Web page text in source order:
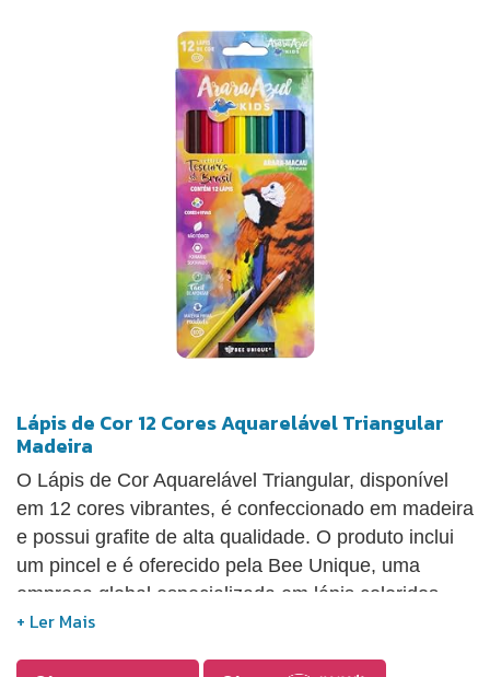
Lápis de Cor 12 Cores Aquarelável Triangular
Madeira
O Lápis de Cor Aquarelável Triangular, disponível
em 12 cores vibrantes, é confeccionado em madeira
e possui grafite de alta qualidade. O produto inclui
um pincel e é oferecido pela Bee Unique, uma
empresa global especializada em lápis coloridos.